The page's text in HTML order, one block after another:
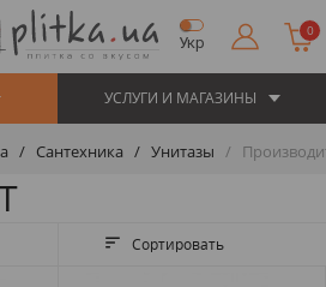
Укр
0
УСЛУГИ И МАГАЗИНЫ
Сантехника Унитазы
Сортировать